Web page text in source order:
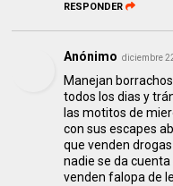
RESPONDER
Anónimo diciembre
Manejan
todos los dias y
las motitos de
con sus escapes
que venden
nadie se da
venden falopa de